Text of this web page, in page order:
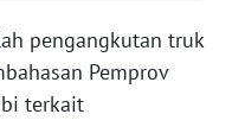
pengangkutan truk
Pemprov
terkait